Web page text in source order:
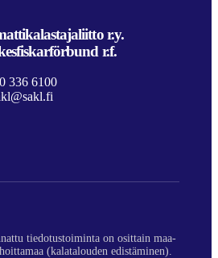
r.y.
r.f.
336 6100
tiedotustoiminta on osittain maa-
(kalatalouden edistäminen).